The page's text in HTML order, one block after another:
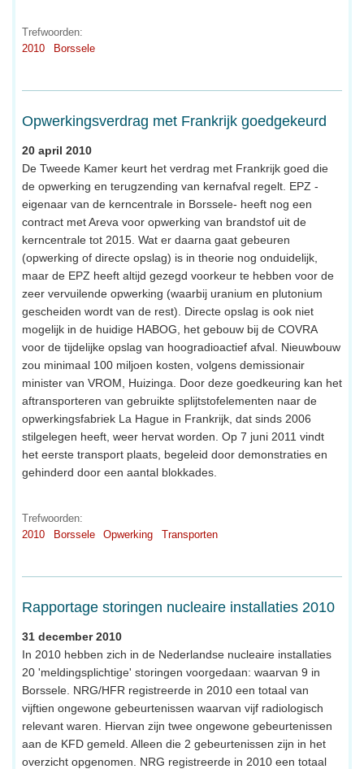
Trefwoorden:
2010
Borssele
Opwerkingsverdrag met Frankrijk goedgekeurd
20 april 2010
De Tweede Kamer keurt het verdrag met Frankrijk goed die
de opwerking en terugzending van kernafval regelt. EPZ -
eigenaar van de kerncentrale in Borssele- heeft nog een
contract met Areva voor opwerking van brandstof uit de
kerncentrale tot 2015. Wat er daarna gaat gebeuren
(opwerking of directe opslag) is in theorie nog onduidelijk,
maar de EPZ heeft altijd gezegd voorkeur te hebben voor de
zeer vervuilende opwerking (waarbij uranium en plutonium
gescheiden wordt van de rest). Directe opslag is ook niet
mogelijk in de huidige HABOG, het gebouw bij de COVRA
voor de tijdelijke opslag van hoogradioactief afval. Nieuwbouw
zou minimaal 100 miljoen kosten, volgens demissionair
minister van VROM, Huizinga. Door deze goedkeuring kan het
aftransporteren van gebruikte splijtstofelementen naar de
opwerkingsfabriek La Hague in Frankrijk, dat sinds 2006
stilgelegen heeft, weer hervat worden. Op 7 juni 2011 vindt
het eerste transport plaats, begeleid door demonstraties en
gehinderd door een aantal blokkades.
Trefwoorden:
2010
Borssele Opwerking Transporten
Rapportage storingen nucleaire installaties 2010
31 december 2010
In 2010 hebben zich in de Nederlandse nucleaire installaties
20 'meldingsplichtige' storingen voorgedaan: waarvan 9 in
Borssele. NRG/HFR registreerde in 2010 een totaal van
vijftien ongewone gebeurtenissen waarvan vijf radiologisch
relevant waren. Hiervan zijn twee ongewone gebeurtenissen
aan de KFD gemeld. Alleen die 2 gebeurtenissen zijn in het
overzicht opgenomen. NRG registreerde in 2010 een totaal